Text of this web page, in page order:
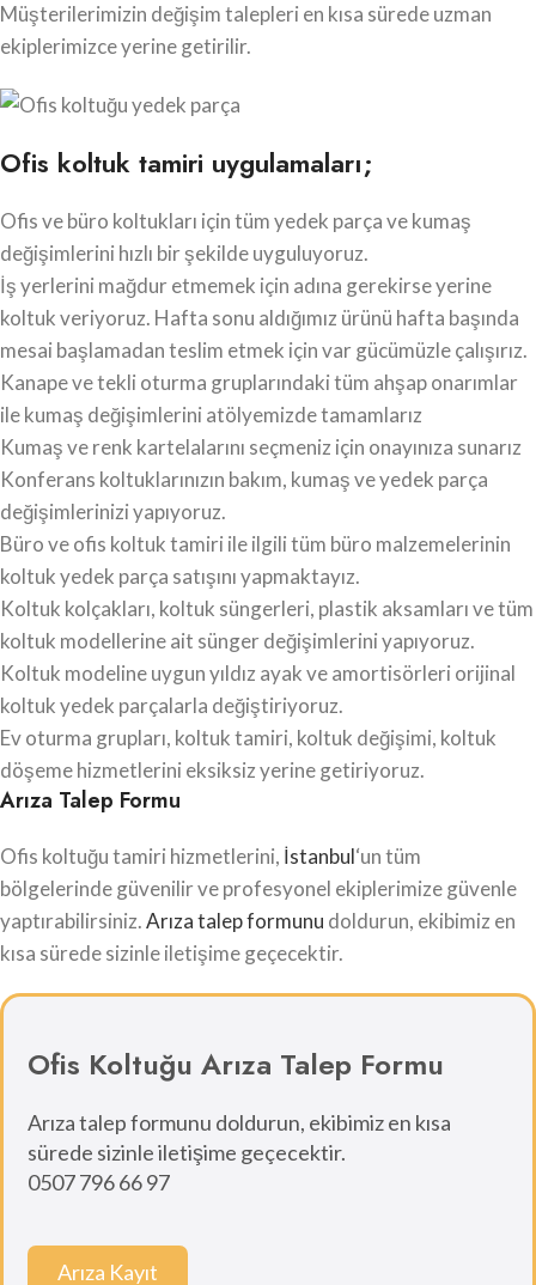
Müşterilerimizin değişim talepleri en kısa sürede uzman
ekiplerimizce yerine getirilir.
Ofis koltuk tamiri uygulamaları;
Ofis ve büro koltukları için tüm yedek parça ve kumaş
değişimlerini hızlı bir şekilde uyguluyoruz.
İş yerlerini mağdur etmemek için adına gerekirse yerine
koltuk veriyoruz. Hafta sonu aldığımız ürünü hafta başında
mesai başlamadan teslim etmek için var gücümüzle çalışırız.
Kanape ve tekli oturma gruplarındaki tüm ahşap onarımlar
ile kumaş değişimlerini atölyemizde tamamlarız
Kumaş ve renk kartelalarını seçmeniz için onayınıza sunarız
Konferans koltuklarınızın bakım, kumaş ve yedek parça
değişimlerinizi yapıyoruz.
Büro ve ofis koltuk tamiri ile ilgili tüm büro malzemelerinin
koltuk yedek parça satışını yapmaktayız.
Koltuk kolçakları, koltuk süngerleri, plastik aksamları ve tüm
koltuk modellerine ait sünger değişimlerini yapıyoruz.
Koltuk modeline uygun yıldız ayak ve amortisörleri orijinal
koltuk yedek parçalarla değiştiriyoruz.
Ev oturma grupları, koltuk tamiri, koltuk değişimi, koltuk
döşeme hizmetlerini eksiksiz yerine getiriyoruz.
Arıza Talep Formu
Ofis koltuğu tamiri hizmetlerini, İstanbul‘un tüm
bölgelerinde güvenilir ve profesyonel ekiplerimize güvenle
yaptırabilirsiniz.Arıza talep formunu doldurun, ekibimiz en
kısa sürede sizinle iletişime geçecektir.
Ofis Koltuğu Arıza Talep Formu
Arıza talep formunu doldurun, ekibimiz en kısa
sürede sizinle iletişime geçecektir.
0507 796 66 97
Arıza Kayıt